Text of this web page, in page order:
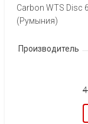
Carbon WTS Disc
(Румыния)
Производитель